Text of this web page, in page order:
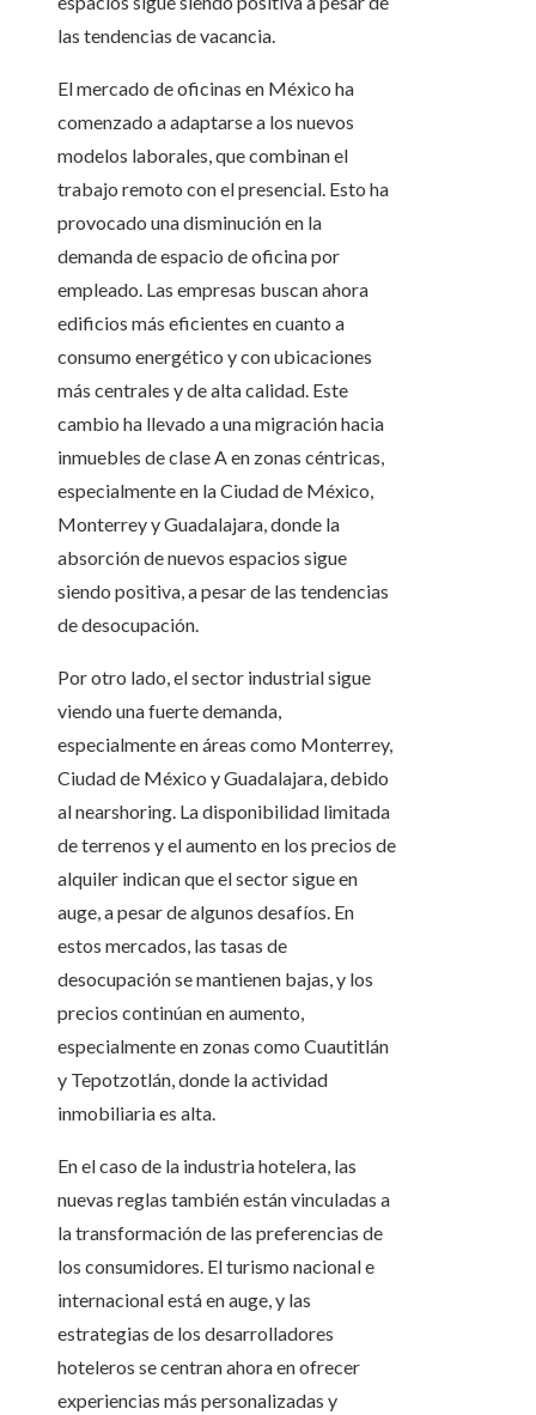
las tendencias de vacancia.
El mercado de oficinas en México ha
comenzado a adaptarse a los nuevos
modelos laborales, que combinan el
trabajo remoto con el presencial. Esto ha
provocado una disminución en la
demanda de espacio de oficina por
empleado. Las empresas buscan ahora
edificios más eficientes en cuanto a
consumo energético y con ubicaciones
más centrales y de alta calidad. Este
cambio ha llevado a una migración hacia
inmuebles de clase A en zonas céntricas,
especialmente en la Ciudad de México,
Monterrey y Guadalajara, donde la
absorción de nuevos espacios sigue
siendo positiva, a pesar de las tendencias
de desocupación.
Por otro lado, el sector industrial sigue
viendo una fuerte demanda,
especialmente en áreas como Monterrey,
Ciudad de México y Guadalajara, debido
al nearshoring. La disponibilidad limitada
de terrenos y el aumento en los precios de
alquiler indican que el sector sigue en
auge, a pesar de algunos desafíos. En
estos mercados, las tasas de
desocupación se mantienen bajas, y los
precios continúan en aumento,
especialmente en zonas como Cuautitlán
y Tepotzotlán, donde la actividad
inmobiliaria es alta.
En el caso de la industria hotelera, las
nuevas reglas también están vinculadas a
la transformación de las preferencias de
los consumidores. El turismo nacional e
internacional está en auge, y las
estrategias de los desarrolladores
hoteleros se centran ahora en ofrecer
experiencias más personalizadas y